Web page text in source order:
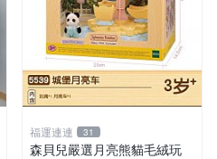
福運連連 31
森貝兒嚴選月亮熊貓毛絨玩